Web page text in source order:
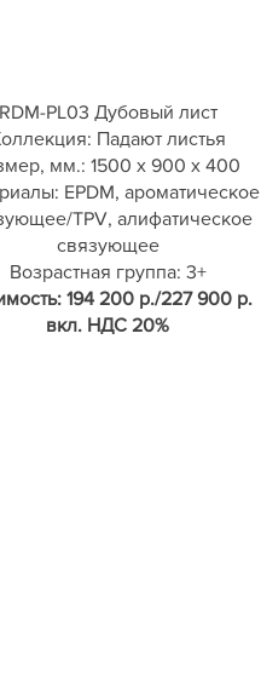
RDM-PL03 Дубовый лист
Падают листья
мм.: 1500 х 900 х 400
EPDM, ароматическое
TPV, алифатическое
связующее
Возрастная группа: 3+
194 200 р./227 900 р.
вкл. НДС 20%